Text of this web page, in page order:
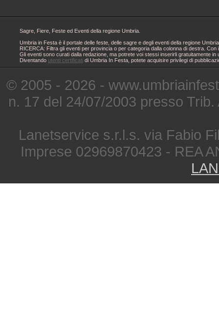
Sagre, Fiere, Feste ed Eventi della regione Umbria.
Umbria in Festa è il portale delle feste, delle sagre e degli eventi della regione
RICERCA: Filtra gli eventi per provincia o per categoria dalla colonna di destra.
Gli eventi sono curati dalla redazione, ma potrete voi stessi inserirli gratuitamente
Diventando utenti certificati di Umbria In Festa, potete acquisire privilegi di
© 2005 - 2026 -
n. 17 del 24/07/2003 presso
Lanetservice s.r.l.s. via Fabio
Imprese 02969870423 - REA